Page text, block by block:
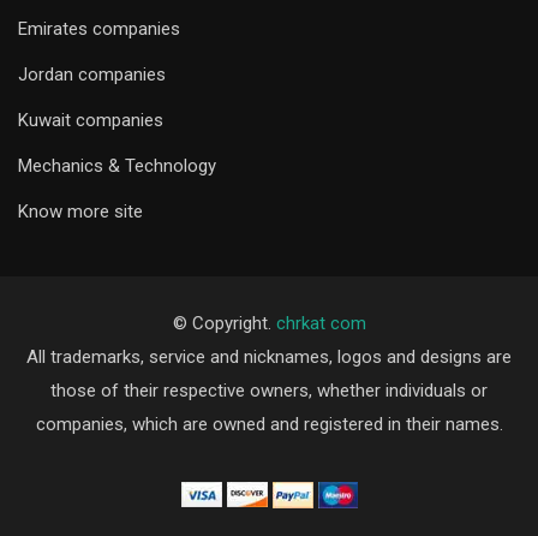
Emirates companies
Jordan companies
Kuwait companies
Mechanics & Technology
Know more site
© Copyright. chrkat com
All trademarks, service and nicknames, logos and designs are
those of their respective owners, whether individuals or
companies, which are owned and registered in their names.